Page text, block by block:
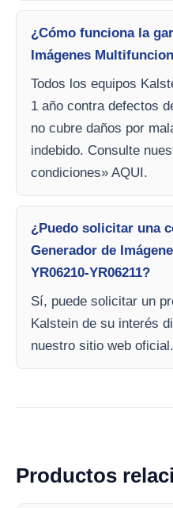
¿Cómo funciona la
Imágenes
Todos los equipos
1 año contra defectos
no cubre daños por
indebido. Consulte
condiciones» AQUI.
¿Puedo solicitar una
Generador de
YR06210-YR06211?
Sí, puede solicitar un
Kalstein de su interés
nuestro sitio web
Productos